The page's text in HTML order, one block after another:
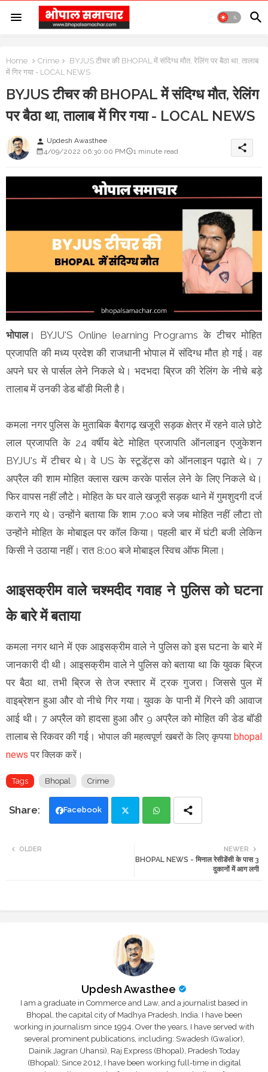
Home Crime
BYJUS टीचर की BHOPAL में संदिग्ध मौत, रेलिंग पर बैठा था, तालाब
में गिर गया - LOCAL NEWS
BYJUS टीचर की BHOPAL में संदिग्ध मौत, रेलिंग
पर बैठा था, तालाब में गिर गया - LOCAL NEWS
person Updesh Awasthee
4/09/2022 06:30:00 PM
1 minute read share
भोपाल। BYJU'S Online learning Programs के टीचर मोहित
प्रजापति की मध्य प्रदेश की राजधानी भोपाल में संदिग्ध मौत हो गई। वह
अपने घर से पार्सल लेने निकले थे। भदभदा ब्रिज की रेलिंग के नीचे बड़े
तालाब में उनकी डेड बॉडी मिली है।
कमला नगर पुलिस के मुताबिक बैरागढ़ खजूरी सड़क क्षेत्र में रहने वाले छोटे
लाल प्रजापति के 24 वर्षीय बेटे मोहित प्रजापति ऑनलाइन एजुकेशन
BYJU's में टीचर थे। वे US के स्टूडेंट्स को ऑनलाइन पढ़ाते थे। 7
अप्रैल की शाम मोहित क्लास खत्म करके पार्सल लेने के लिए निकले थे।
फिर वापस नहीं लौटे। मोहित के घर वाले खजूरी सड़क थाने में गुमशुदगी दर्ज
कराने गए थे। उन्होंने बताया कि शाम 7:00 बजे जब मोहित नहीं लौटा तो
उन्होंने मोहित के मोबाइल पर कॉल किया। पहली बार में घंटी बजी लेकिन
किसी ने उठाया नहीं। रात 8:00 बजे मोबाइल स्विच ऑफ मिला।
आइसक्रीम वाले चश्मदीद गवाह ने पुलिस को घटना
के बारे में बताया
कमला नगर थाने में एक आइसक्रीम वाले ने पुलिस को इस घटना के बारे में
जानकारी दी थी। आइसक्रीम वाले ने पुलिस को बताया था कि युवक ब्रिज
पर बैठा था, तभी ब्रिज से तेज रफ्तार में ट्रक गुजरा। जिससे पुल में
वाइब्रेशन हुआ और वो नीचे गिर गया। युवक के पानी में गिरने की आवाज
आई थी। 7 अप्रैल को हादसा हुआ और 9 अप्रैल को मोहित की डेड बॉडी
तालाब से रिकवर की गई। भोपाल की महत्वपूर्ण खबरों के लिए कृपयाbhopal
news पर क्लिक करें।
Tags Bhopal Crime
Facebook
ats
NEWER
BHOPAL NEWS - मिनाल रेसीडेंसी के पास 3
दुकानों में आग लगी
OLDER
Updesh Awasthee
I am a graduate in Commerce and Law, and a journalist based in
Bhopal, the capital city of Madhya Pradesh, India. I have been
working in journalism since 1994. Over the years, I have served with
several prominent publications, including: Swadesh (Gwalior),
Dainik Jagran (Jhansi), Raj Express (Bhopal), Pradesh Today
(Bhopal); Since 2012, I have been working full-time in digital